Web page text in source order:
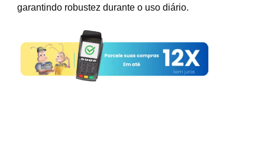
garantindo robustez durante o uso diário.